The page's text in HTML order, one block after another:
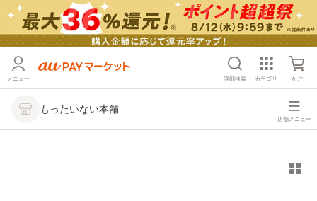
メニュー 詳細検索 カテゴリ かご
もったいない本舗
店舗メニュー